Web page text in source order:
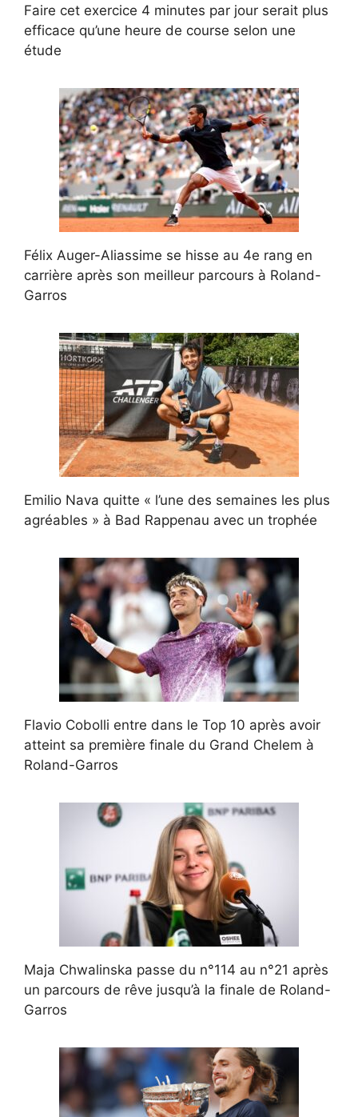
Faire cet exercice 4 minutes par jour serait plus
efficace qu’une heure de course selon une
étude
Félix Auger-Aliassime se hisse au 4e rang en
carrière après son meilleur parcours à Roland-
Garros
Emilio Nava quitte « l’une des semaines les plus
agréables » à Bad Rappenau avec un trophée
Flavio Cobolli entre dans le Top 10 après avoir
atteint sa première finale du Grand Chelem à
Roland-Garros
Maja Chwalinska passe du n°114 au n°21 après
un parcours de rêve jusqu’à la finale de Roland-
Garros